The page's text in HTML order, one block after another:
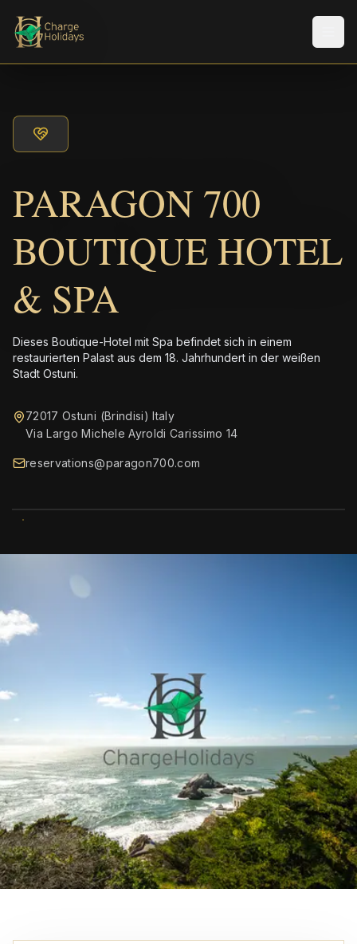
PARAGON 700
BOUTIQUE HOTEL
& SPA
Dieses Boutique-Hotel mit Spa befindet sich in einem
restaurierten Palast aus dem 18. Jahrhundert in der weißen
Stadt Ostuni.
72017 Ostuni (Brindisi) Italy
Via Largo Michele Ayroldi Carissimo 14
reservations@paragon700.com